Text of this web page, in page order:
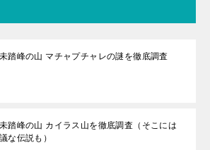
踏峰の山 マチャプチャレの謎を徹底調査
踏峰の山 カイラス山を徹底調査（そこには
な伝説も）